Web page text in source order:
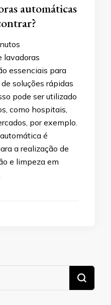
automáticas
lavadoras
essenciais para
soluções rápidas
pode ser utilizado
como hospitais,
por exemplo.
é
a realização de
e limpeza em